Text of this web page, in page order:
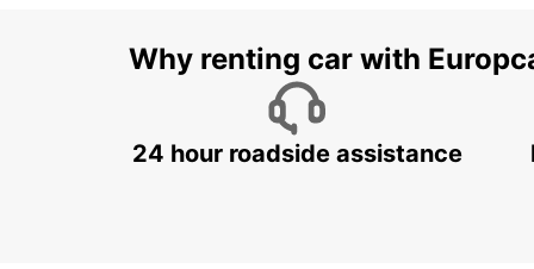
Why renting car with
24 hour roadside assistance